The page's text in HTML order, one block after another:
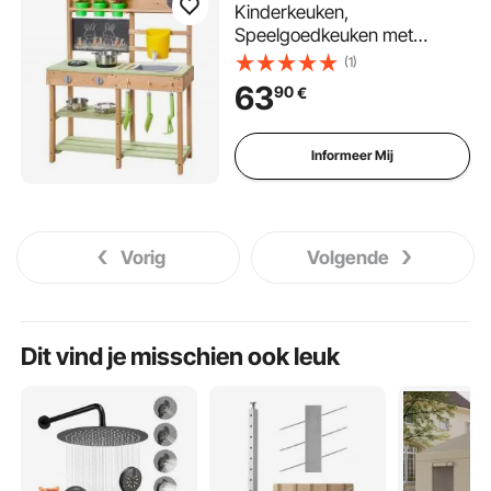
Kinderkeuken,
Speelgoedkeuken met
Fornuis, Watertank, Spoelbak,
Planttroffels, Spatel,
Opbergdoos, Kookgerei &
Buitenkeuken voor Kinderen
vanaf 3 jaar, 762x324x914
(1)
6390€
Informeer Mij
Vorig Volgende
Dit vind je misschien ook leuk